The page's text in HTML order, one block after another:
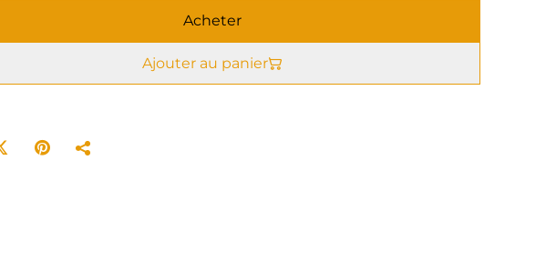
Acheter
Ajouter au panier